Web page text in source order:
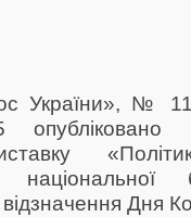
України», №
опубліковано
національної
Дня